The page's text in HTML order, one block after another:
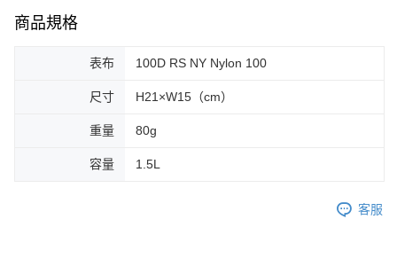
商品規格
表布 100D RS NY Nylon 100
尺寸 H21×W15（cm）
重量 80g
容量 1.5L
客服